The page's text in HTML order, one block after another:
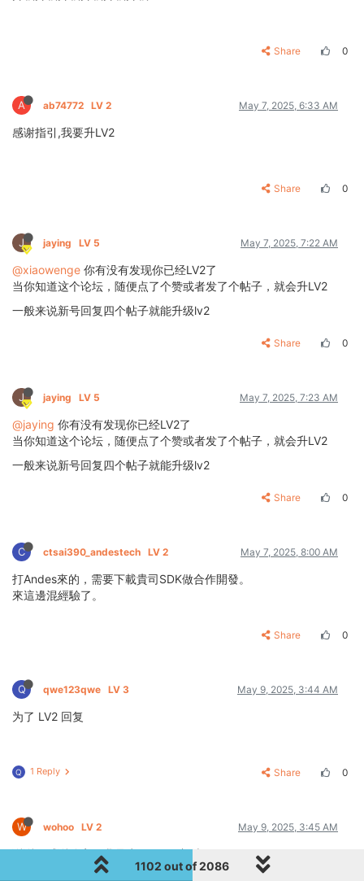
Share 0
A ab74772 LV 2 May 7, 2025, 6:33 AM
感谢指引,我要升LV2
Share 0
J jaying LV 5 May 7, 2025, 7:22 AM
@xiaowenge 你有没有发现你已经LV2了
当你知道这个论坛，随便点了个赞或者发了个帖子，就会升LV2
一般来说新号回复四个帖子就能升级lv2
Share 0
J jaying LV 5 May 7, 2025, 7:23 AM
@jaying 你有没有发现你已经LV2了
当你知道这个论坛，随便点了个赞或者发了个帖子，就会升LV2
一般来说新号回复四个帖子就能升级lv2
Share 0
C ctsai390_andestech LV 2 May 7, 2025, 8:00 AM
打Andes來的，需要下載貴司SDK做合作開發。
來這邊混經驗了。
Share 0
Q qwe123qwe LV 3 May 9, 2025, 3:44 AM
为了 LV2 回复
Q 1 Reply Share 0
W wohoo LV 2 May 9, 2025, 3:45 AM
谢谢，感谢分享，我是为了LV2，加油
1102 out of 2086